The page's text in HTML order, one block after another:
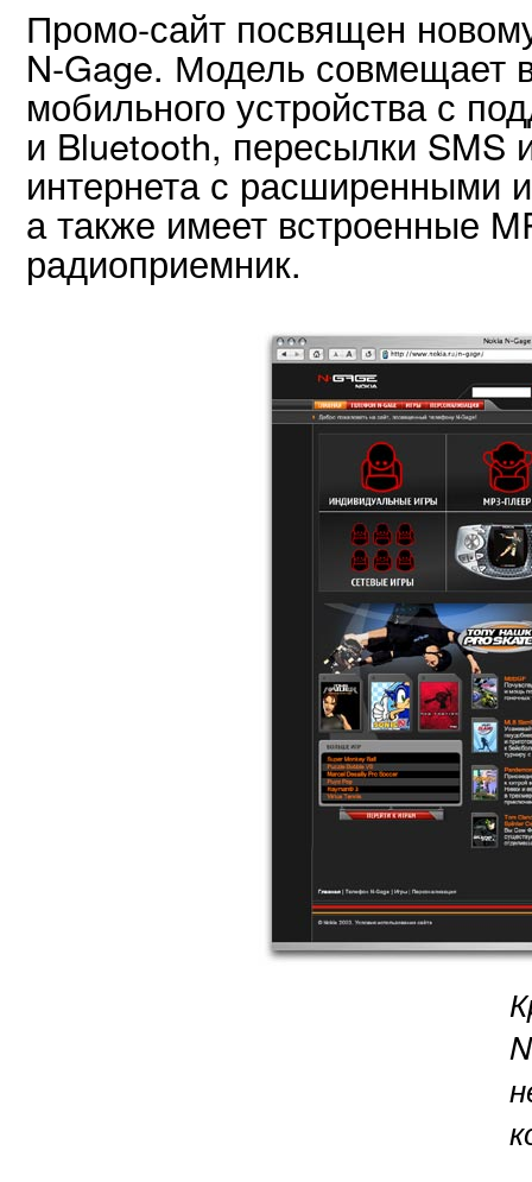
Промо-сайт посвящен
N-Gage. Модель совмещает
мобильного устройства с
и Bluetooth, пересылки SMS
интернета с расширенными
а также имеет встроенные
радиоприемник.